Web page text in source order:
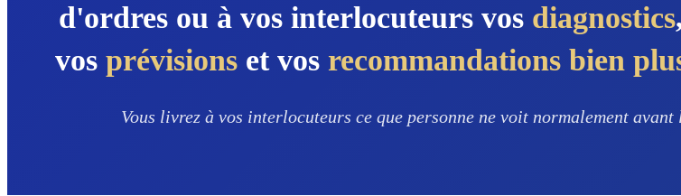
d'ordres ou à vos interlocuteurs vos diagnostics
vos prévisions et vos recommandations bien
Vous livrez à vos interlocuteurs ce que personne ne voit normalement